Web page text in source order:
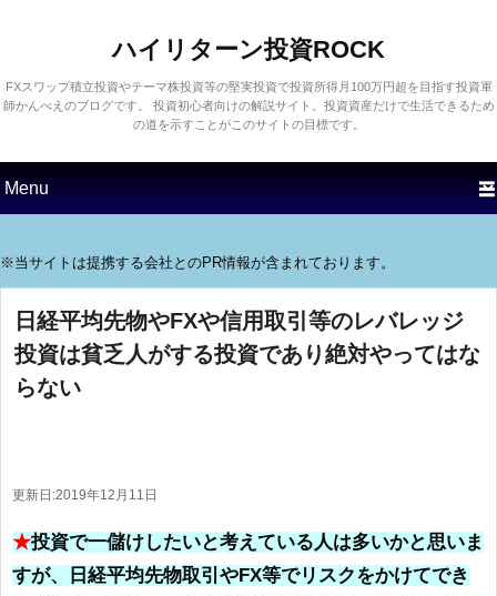
ハイリターン投資ROCK
FXスワップ積立投資やテーマ株投資等の堅実投資で投資所得月100万円超を目指す投資軍
師かんべえのブログです。 投資初心者向けの解説サイト。投資資産だけで生活できるため
の道を示すことがこのサイトの目標です。
第1メニュー
第1コンテンツにスキップす
る
第2コンテンツにスキップす
る
※当サイトは提携する会社とのPR情報が含まれております。
日経平均先物やFXや信用取引等のレバレッジ
投資は貧乏人がする投資であり絶対やってはな
らない
更新日:2019年12月11日
★投資で一儲けしたいと考えている人は多いかと思いま
すが、日経平均先物取引やFX等でリスクをかけてでき